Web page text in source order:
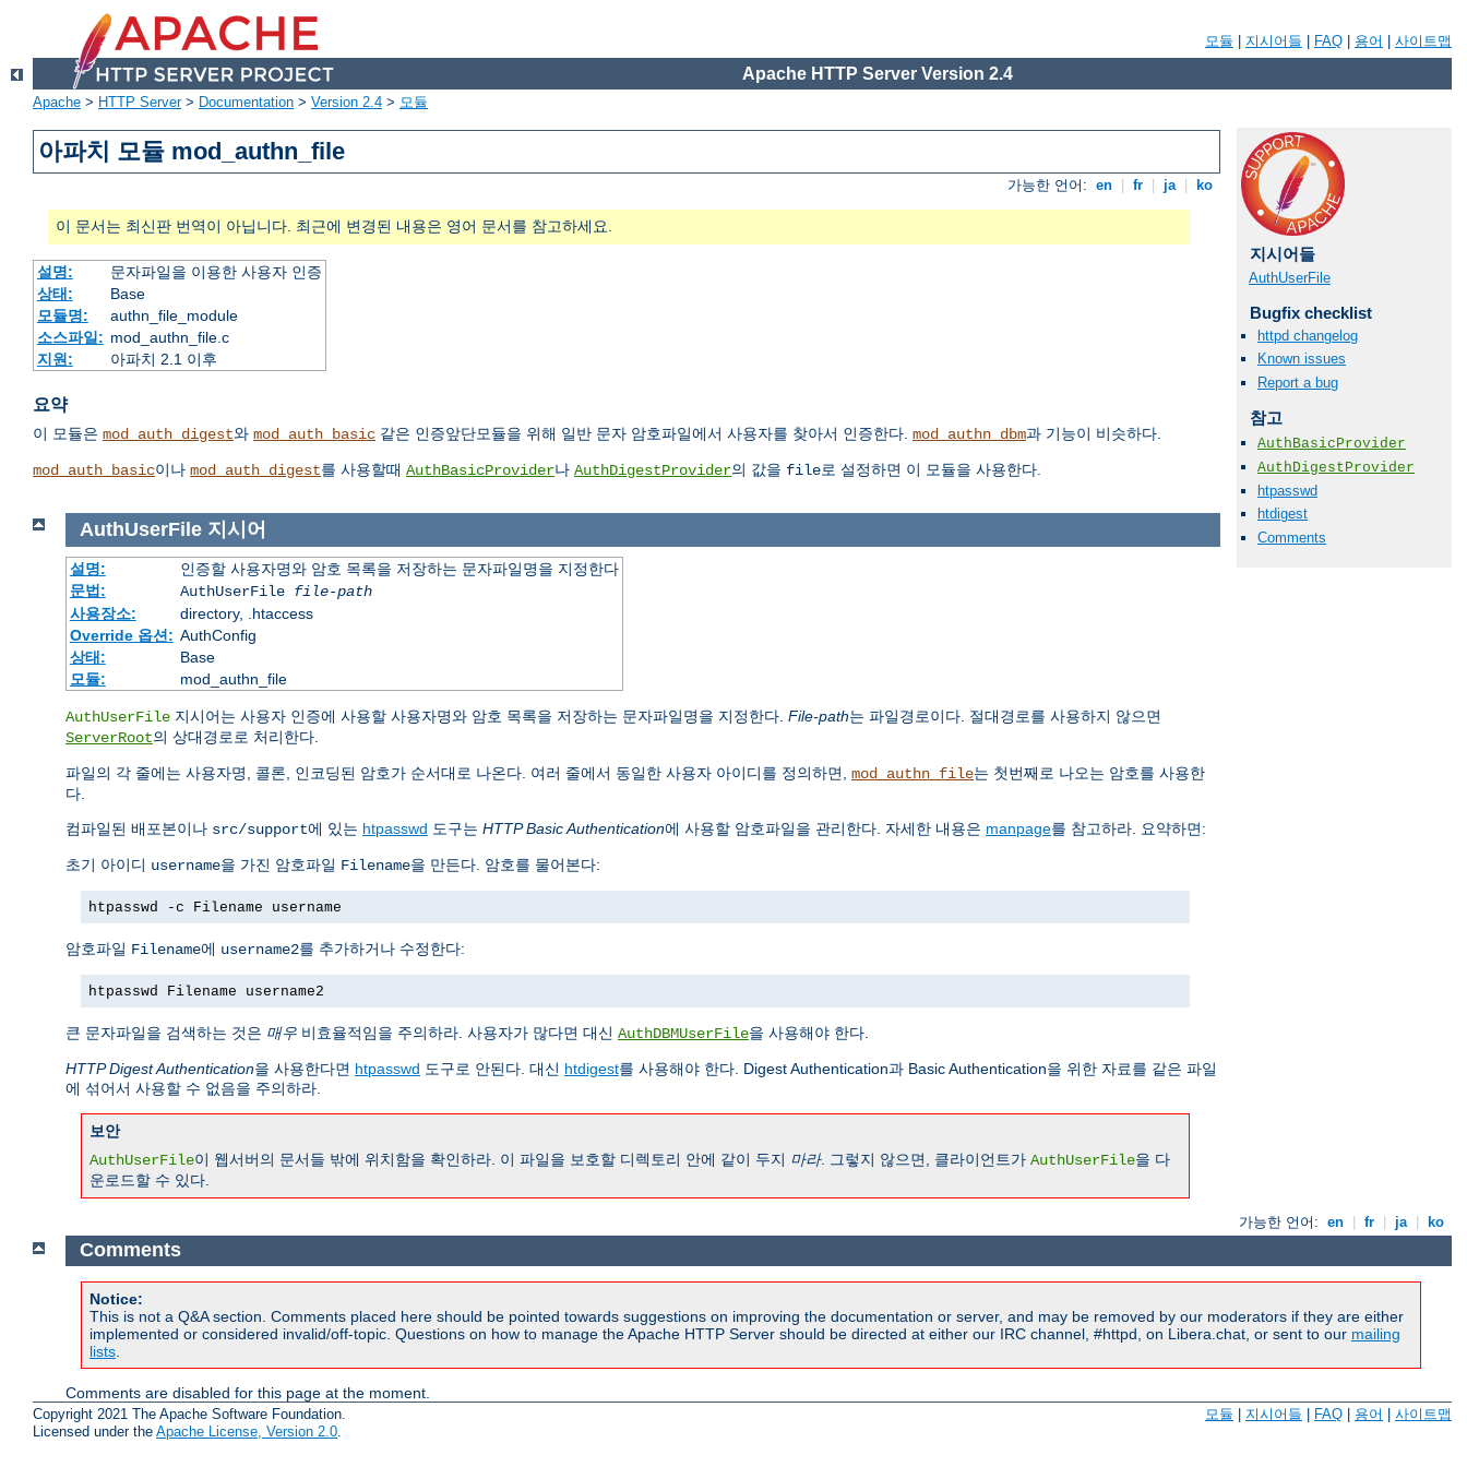
모듈 지시어들 FAQ 용어 사이트맵
Apache HTTP Server Version 2.4
Apache > HTTP Server> Documentation > Version 2.4 > 모듈
아파치 모듈 mod_authn_file
가능한 언어: en fr ja ko
이 문서는 최신판 번역이 아닙니다. 최근에 변경된 내용은 영어 문서를 참고하세요.
설명:
문자파일을 이용한 사용자 인증
상태:
Base
모듈명:
authn_file_module
소스파일: mod_authn_file.c
지원:
아파치 2.1 이후
요약
이 모듈은 mod_auth_digest와 mod_auth_basic 같은 인증앞단모듈을 위해 일반 문자 암호파일에서 사용자를 찾아서 인증한다. mod_authn_dbm과 기능이 비슷하다.
mod_auth_basic이나 mod_auth_digest를 사용할때 AuthBasicProvider나 AuthDigestProvider의 값을 file로 설정하면 이 모듈을 사용한다.
지시어들
AuthUserFile
Bugfix checklist
httpd changelog
Known issues
Report a bug
참고
AuthBasicProvider
AuthDigestProvider
htpasswd
htdigest
Comments
AuthUserFile 지시어
설명:
인증할 사용자명와 암호 목록을 저장하는 문자파일명을 지정한다
문법:
AuthUserFile file-path
사용장소:
directory, .htaccess
Override 옵션: AuthConfig
상태:
Base
모듈:
mod_authn_file
AuthUserFile 지시어는 사용자 인증에 사용할 사용자명와 암호 목록을 저장하는 문자파일명을 지정한다. File-path는 파일경로이다. 절대경로를 사용하지 않으면
ServerRoot의 상대경로로 처리한다.
파일의 각 줄에는 사용자명, 콜론, 인코딩된 암호가 순서대로 나온다. 여러 줄에서 동일한 사용자 아이디를 정의하면, mod_authn_file는 첫번째로 나오는 암호를 사용한
다.
컴파일된 배포본이나 src/support에 있는 htpasswd 도구는 HTTP Basic Authentication에 사용할 암호파일을 관리한다. 자세한 내용은 manpage를 참고하라. 요약하면:
초기 아이디 username을 가진 암호파일 Filename을 만든다. 암호를 물어본다:
htpasswd -c Filename username
암호파일 Filename에 username2를 추가하거나 수정한다:
htpasswd Filename username2
큰 문자파일을 검색하는 것은 매우 비효율적임을 주의하라. 사용자가 많다면 대신 AuthDBMUserFile을 사용해야 한다.
HTTP Digest Authentication을 사용한다면 htpasswd 도구로 안된다. 대신 htdigest를 사용해야 한다. Digest Authentication과 Basic Authentication을 위한 자료를 같은 파일
에 섞어서 사용할 수 없음을 주의하라.
보안
AuthUserFile이 웹서버의 문서들 밖에 위치함을 확인하라. 이 파일을 보호할 디렉토리 안에 같이 두지 마라. 그렇지 않으면, 클라이언트가 AuthUserFile을 다
운로드할 수 있다.
가능한 언어: en fr ja ko
Comments
Notice:
This is not a Q&A section. Comments placed here should be pointed towards suggestions on improving the documentation or server, and may be removed by our moderators if they are either
implemented or considered invalid/off-topic. Questions on how to manage the Apache HTTP Server should be directed at either our IRC channel, #httpd, on Libera.chat, or sent to our mailing
lists
Comments are disabled for this page at the moment.
Copyright 2021 The Apache Software Foundation.
Licensed under the Apache License, Version 2.0
모듈 | 지시어들 | FAQ | 용어 | 사이트맵